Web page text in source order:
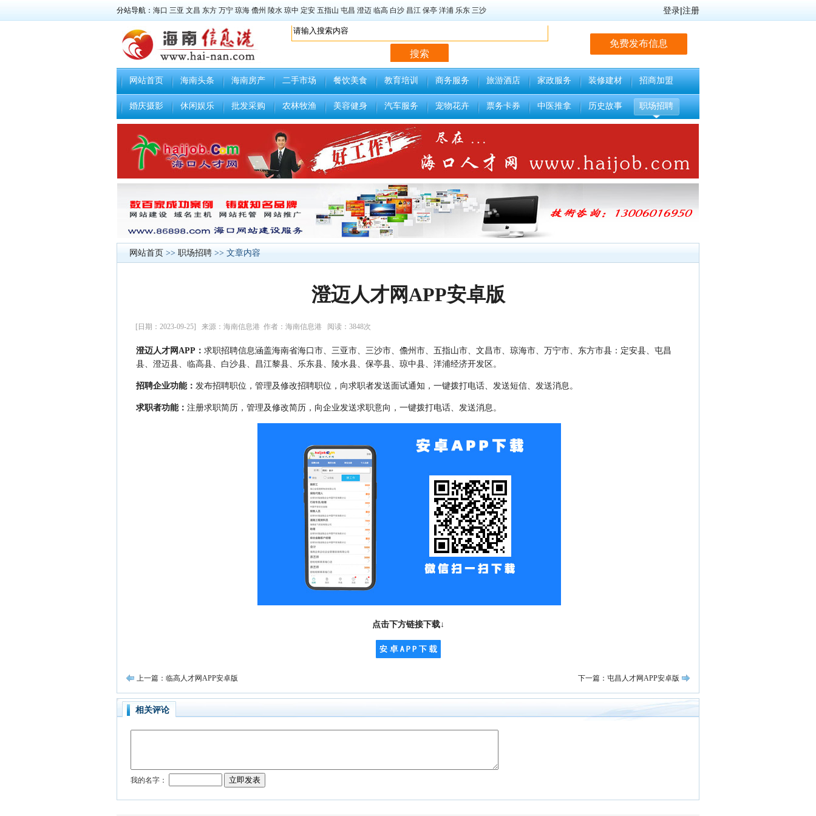
分站导航： 海口 三亚 文昌 东方 万宁 琼海 儋州 陵水 琼中 定安 五指山 屯昌 澄迈 临高 白沙 昌江 保亭 洋浦 乐东 三沙 登录|注册
免费发布信息
网站首页 海南头条 海南房产 二手市场 餐饮美食 教育培训 商务服务 旅游酒店 家政服务 装修建材 招商加盟
婚庆摄影 休闲娱乐 批发采购 农林牧渔 美容健身 汽车服务 宠物花卉 票务卡券 中医推拿 历史故事 职场招聘
网站首页 >> 职场招聘 >> 文章内容
澄迈人才网APP安卓版
[日期：2023-09-25] 来源：海南信息港 作者：海南信息港 阅读：3848次
澄迈人才网APP： 求职招聘信息涵盖海南省海口市、三亚市、三沙市、儋州市、五指山市、文昌市、琼海市、万宁市、东方市县：定安县、屯昌
县、澄迈县、临高县、白沙县、昌江黎县、乐东县、陵水县、保亭县、琼中县、洋浦经济开发区。
招聘企业功能： 发布招聘职位，管理及修改招聘职位，向求职者发送面试通知，一键拨打电话、发送短信、发送消息。
求职者功能： 注册求职简历，管理及修改简历，向企业发送求职意向，一键拨打电话、发送消息。
点击下方链接下载↓
上一篇：临高人才网APP安卓版 下一篇：屯昌人才网APP安卓版
相关评论